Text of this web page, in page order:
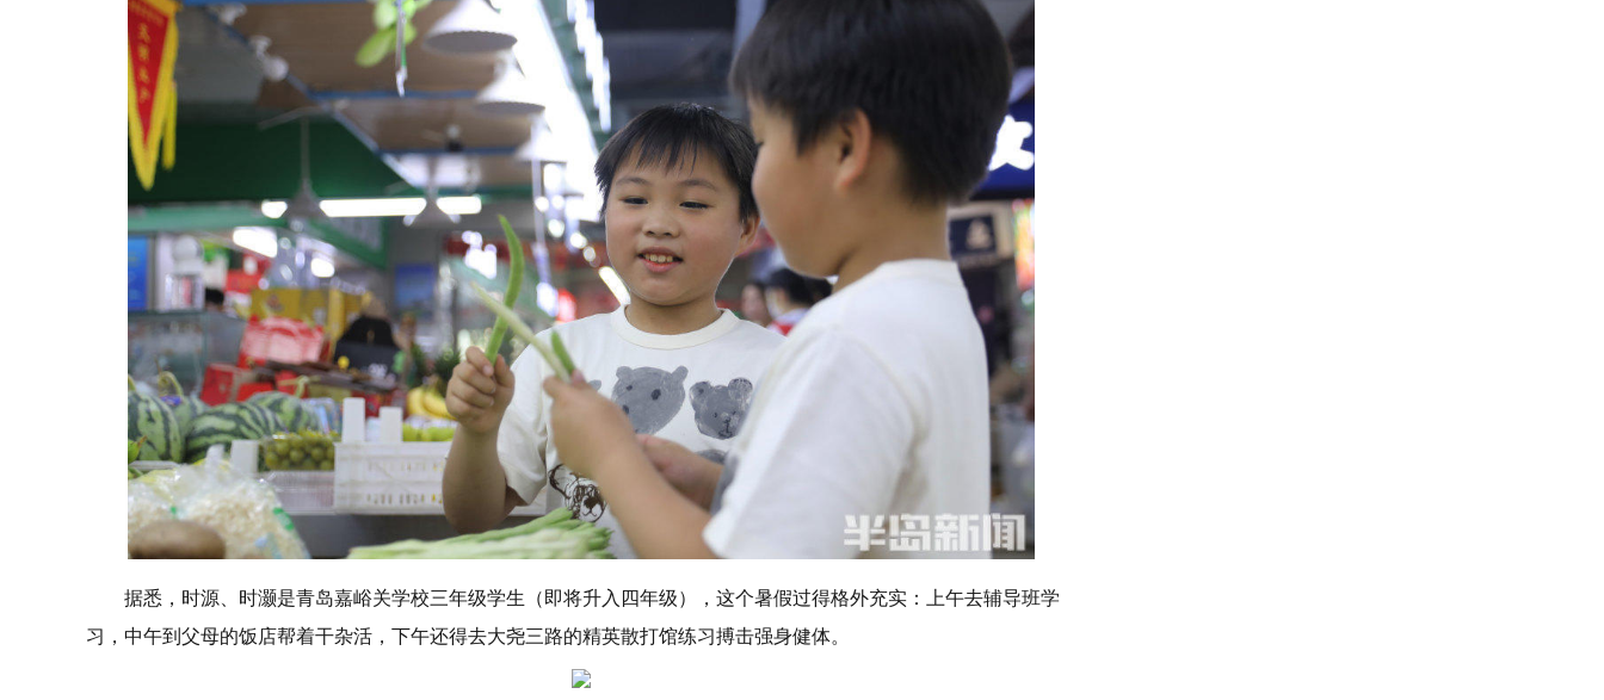
据悉，时源、时灏是青岛嘉峪关学校三年级学生（即将升入四年级），这个暑假过得格外充实：上午去辅导班学
习，中午到父母的饭店帮着干杂活，下午还得去大尧三路的精英散打馆练习搏击强身健体。